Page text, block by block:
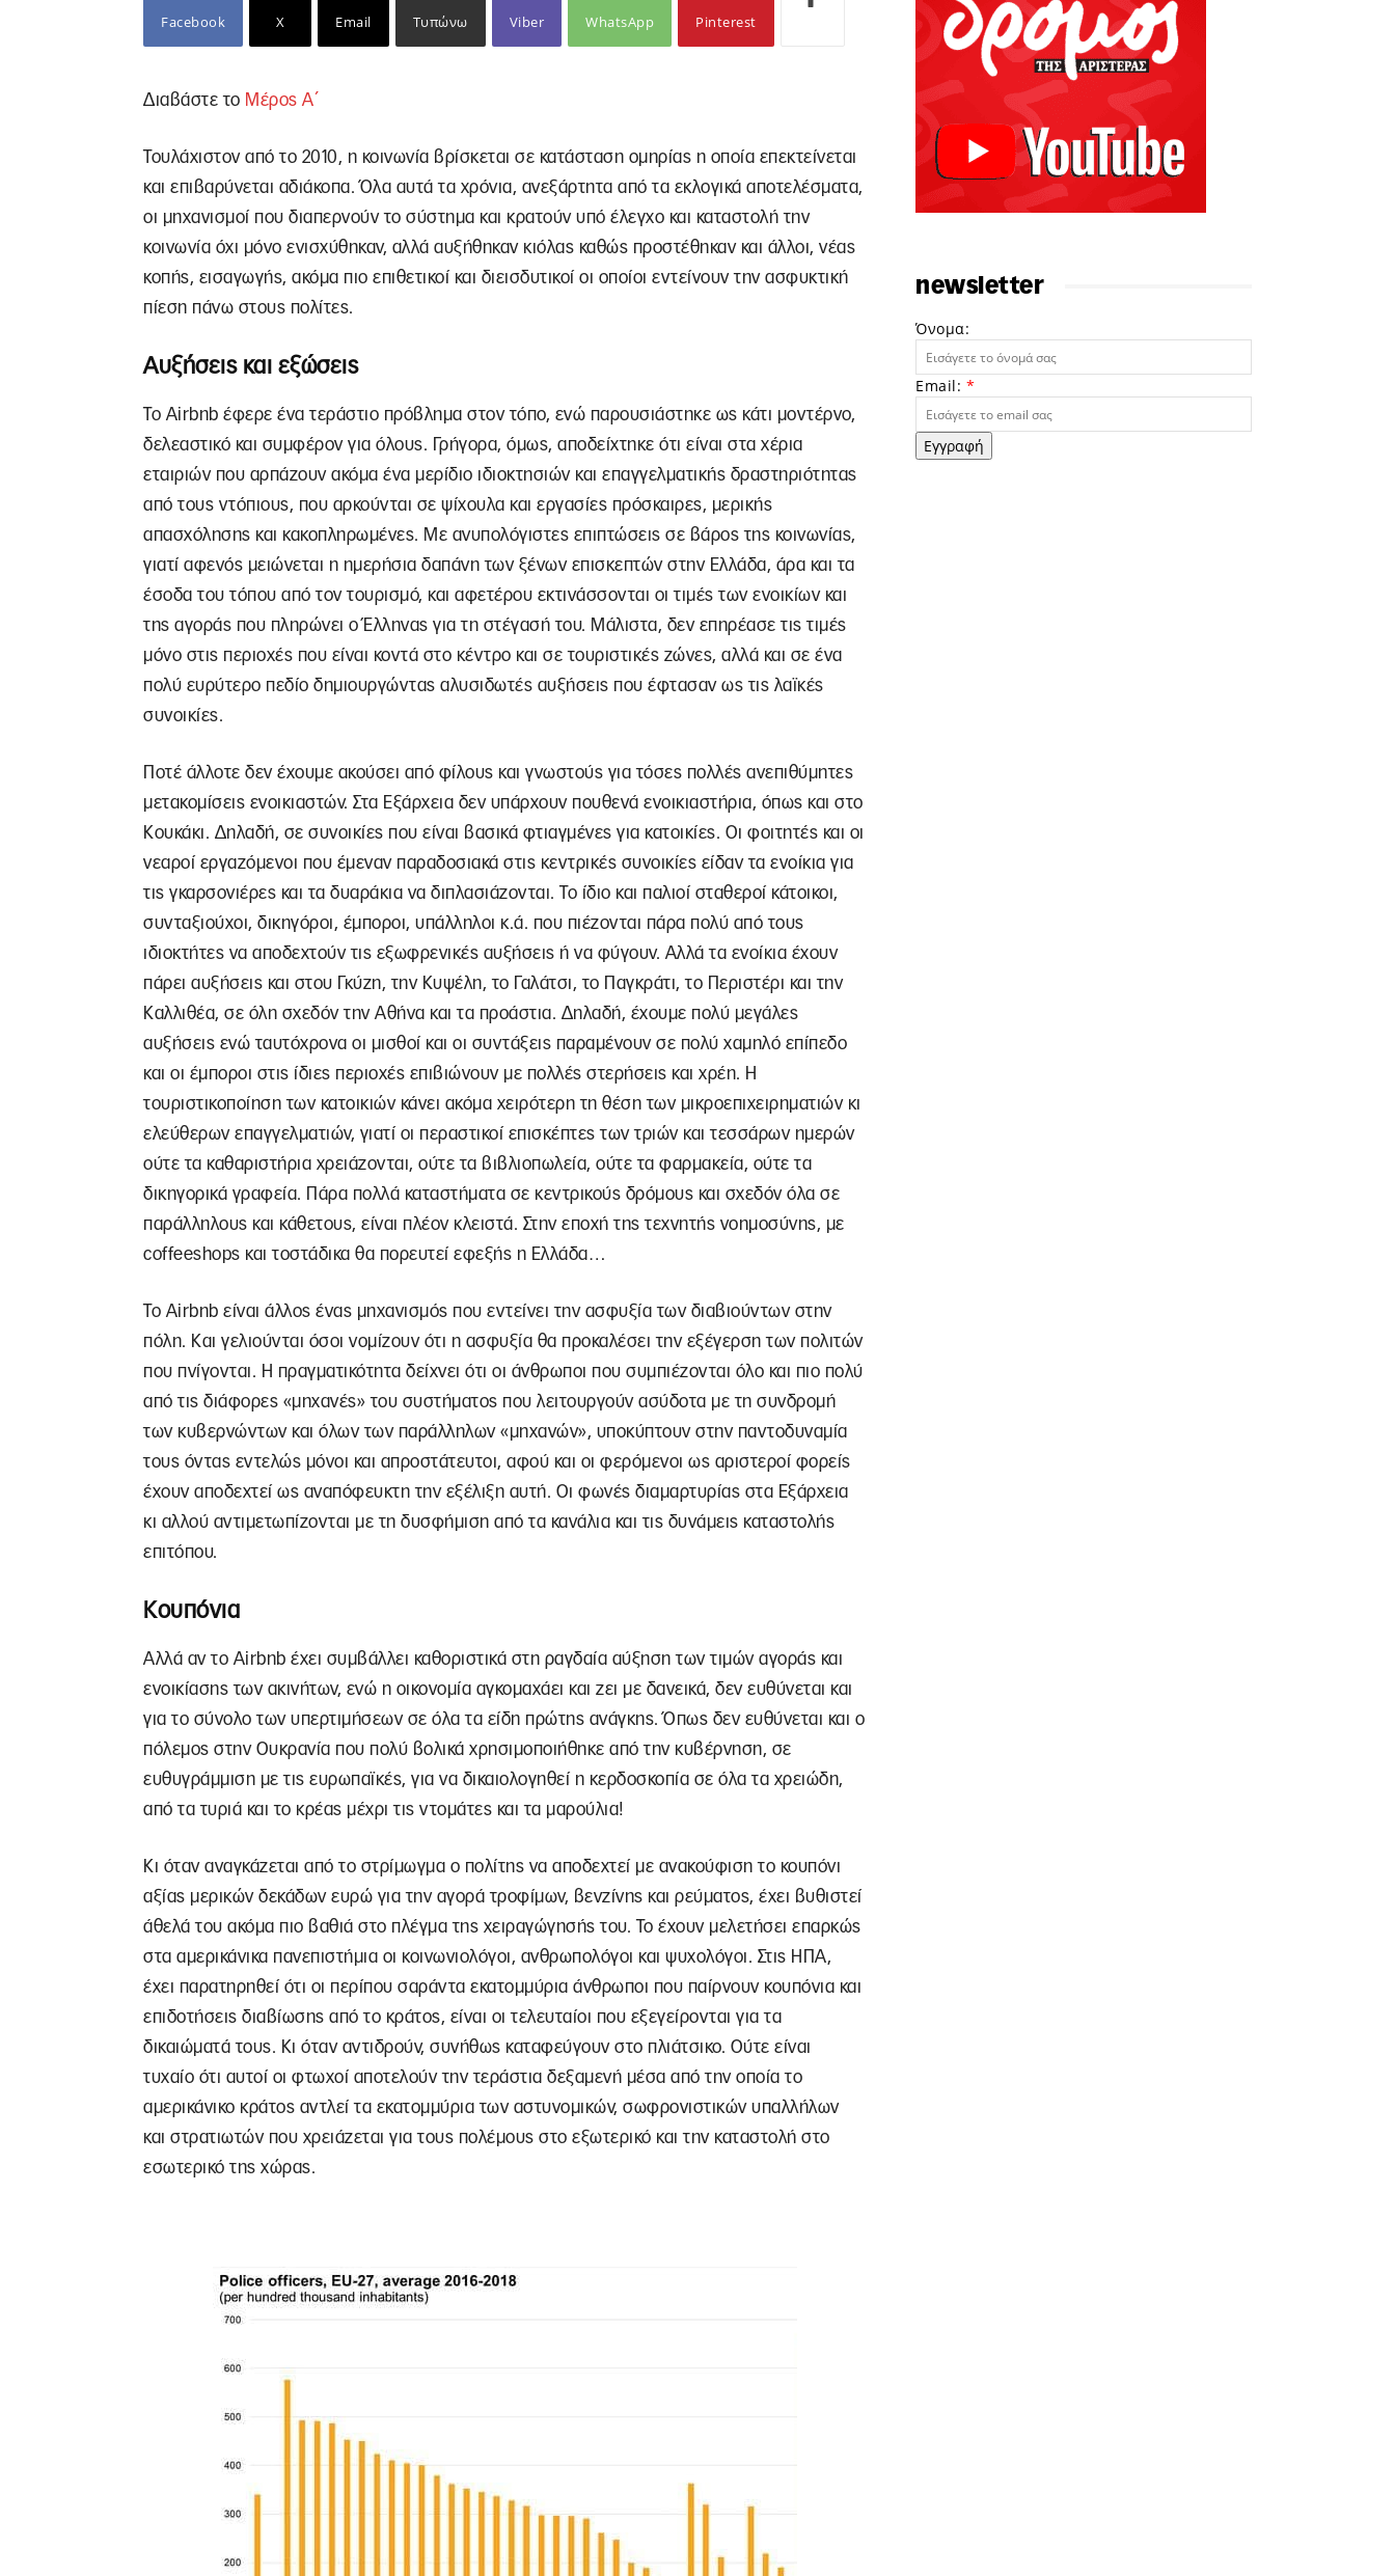
Facebook X Email Τυπώνω Viber WhatsApp Pinterest
Διαβάστε το Μέρος Α΄
Τουλάχιστον από το 2010, η κοινωνία βρίσκεται σε κατάσταση ομηρίας η οποία επεκτείνεται
και επιβαρύνεται αδιάκοπα. Όλα αυτά τα χρόνια, ανεξάρτητα από τα εκλογικά αποτελέσματα,
οι μηχανισμοί που διαπερνούν το σύστημα και κρατούν υπό έλεγχο και καταστολή την
κοινωνία όχι μόνο ενισχύθηκαν, αλλά αυξήθηκαν κιόλας καθώς προστέθηκαν και άλλοι, νέας
κοπής, εισαγωγής, ακόμα πιο επιθετικοί και διεισδυτικοί οι οποίοι εντείνουν την ασφυκτική
πίεση πάνω στους πολίτες.
Αυξήσεις και εξώσεις
Το Airbnb έφερε ένα τεράστιο πρόβλημα στον τόπο, ενώ παρουσιάστηκε ως κάτι μοντέρνο,
δελεαστικό και συμφέρον για όλους. Γρήγορα, όμως, αποδείχτηκε ότι είναι στα χέρια
εταιριών που αρπάζουν ακόμα ένα μερίδιο ιδιοκτησιών και επαγγελματικής δραστηριότητας
από τους ντόπιους, που αρκούνται σε ψίχουλα και εργασίες πρόσκαιρες, μερικής
απασχόλησης και κακοπληρωμένες. Με ανυπολόγιστες επιπτώσεις σε βάρος της κοινωνίας,
γιατί αφενός μειώνεται η ημερήσια δαπάνη των ξένων επισκεπτών στην Ελλάδα, άρα και τα
έσοδα του τόπου από τον τουρισμό, και αφετέρου εκτινάσσονται οι τιμές των ενοικίων και
της αγοράς που πληρώνει ο Έλληνας για τη στέγασή του. Μάλιστα, δεν επηρέασε τις τιμές
μόνο στις περιοχές που είναι κοντά στο κέντρο και σε τουριστικές ζώνες, αλλά και σε ένα
πολύ ευρύτερο πεδίο δημιουργώντας αλυσιδωτές αυξήσεις που έφτασαν ως τις λαϊκές
συνοικίες.
Ποτέ άλλοτε δεν έχουμε ακούσει από φίλους και γνωστούς για τόσες πολλές ανεπιθύμητες
μετακομίσεις ενοικιαστών. Στα Εξάρχεια δεν υπάρχουν πουθενά ενοικιαστήρια, όπως και στο
Κουκάκι. Δηλαδή, σε συνοικίες που είναι βασικά φτιαγμένες για κατοικίες. Οι φοιτητές και οι
νεαροί εργαζόμενοι που έμεναν παραδοσιακά στις κεντρικές συνοικίες είδαν τα ενοίκια για
τις γκαρσονιέρες και τα δυαράκια να διπλασιάζονται. Το ίδιο και παλιοί σταθεροί κάτοικοι,
συνταξιούχοι, δικηγόροι, έμποροι, υπάλληλοι κ.ά. που πιέζονται πάρα πολύ από τους
ιδιοκτήτες να αποδεχτούν τις εξωφρενικές αυξήσεις ή να φύγουν. Αλλά τα ενοίκια έχουν
πάρει αυξήσεις και στου Γκύζη, την Κυψέλη, το Γαλάτσι, το Παγκράτι, το Περιστέρι και την
Καλλιθέα, σε όλη σχεδόν την Αθήνα και τα προάστια. Δηλαδή, έχουμε πολύ μεγάλες
αυξήσεις ενώ ταυτόχρονα οι μισθοί και οι συντάξεις παραμένουν σε πολύ χαμηλό επίπεδο
και οι έμποροι στις ίδιες περιοχές επιβιώνουν με πολλές στερήσεις και χρέη. Η
τουριστικοποίηση των κατοικιών κάνει ακόμα χειρότερη τη θέση των μικροεπιχειρηματιών κι
ελεύθερων επαγγελματιών, γιατί οι περαστικοί επισκέπτες των τριών και τεσσάρων ημερών
ούτε τα καθαριστήρια χρειάζονται, ούτε τα βιβλιοπωλεία, ούτε τα φαρμακεία, ούτε τα
δικηγορικά γραφεία. Πάρα πολλά καταστήματα σε κεντρικούς δρόμους και σχεδόν όλα σε
παράλληλους και κάθετους, είναι πλέον κλειστά. Στην εποχή της τεχνητής νοημοσύνης, με
coffeeshops και τοστάδικα θα πορευτεί εφεξής η Ελλάδα…
Το Airbnb είναι άλλος ένας μηχανισμός που εντείνει την ασφυξία των διαβιούντων στην
πόλη. Και γελιούνται όσοι νομίζουν ότι η ασφυξία θα προκαλέσει την εξέγερση των πολιτών
που πνίγονται. Η πραγματικότητα δείχνει ότι οι άνθρωποι που συμπιέζονται όλο και πιο πολύ
από τις διάφορες «μηχανές» του συστήματος που λειτουργούν ασύδοτα με τη συνδρομή
των κυβερνώντων και όλων των παράλληλων «μηχανών», υποκύπτουν στην παντοδυναμία
τους όντας εντελώς μόνοι και απροστάτευτοι, αφού και οι φερόμενοι ως αριστεροί φορείς
έχουν αποδεχτεί ως αναπόφευκτη την εξέλιξη αυτή. Οι φωνές διαμαρτυρίας στα Εξάρχεια
κι αλλού αντιμετωπίζονται με τη δυσφήμιση από τα κανάλια και τις δυνάμεις καταστολής
επιτόπου.
Κουπόνια
Αλλά αν το Airbnb έχει συμβάλλει καθοριστικά στη ραγδαία αύξηση των τιμών αγοράς και
ενοικίασης των ακινήτων, ενώ η οικονομία αγκομαχάει και ζει με δανεικά, δεν ευθύνεται και
για το σύνολο των υπερτιμήσεων σε όλα τα είδη πρώτης ανάγκης. Όπως δεν ευθύνεται και ο
πόλεμος στην Ουκρανία που πολύ βολικά χρησιμοποιήθηκε από την κυβέρνηση, σε
ευθυγράμμιση με τις ευρωπαϊκές, για να δικαιολογηθεί η κερδοσκοπία σε όλα τα χρειώδη,
από τα τυριά και το κρέας μέχρι τις ντομάτες και τα μαρούλια!
Κι όταν αναγκάζεται από το στρίμωγμα ο πολίτης να αποδεχτεί με ανακούφιση το κουπόνι
αξίας μερικών δεκάδων ευρώ για την αγορά τροφίμων, βενζίνης και ρεύματος, έχει βυθιστεί
άθελά του ακόμα πιο βαθιά στο πλέγμα της χειραγώγησής του. Το έχουν μελετήσει επαρκώς
στα αμερικάνικα πανεπιστήμια οι κοινωνιολόγοι, ανθρωπολόγοι και ψυχολόγοι. Στις ΗΠΑ,
έχει παρατηρηθεί ότι οι περίπου σαράντα εκατομμύρια άνθρωποι που παίρνουν κουπόνια και
επιδοτήσεις διαβίωσης από το κράτος, είναι οι τελευταίοι που εξεγείρονται για τα
δικαιώματά τους. Κι όταν αντιδρούν, συνήθως καταφεύγουν στο πλιάτσικο. Ούτε είναι
τυχαίο ότι αυτοί οι φτωχοί αποτελούν την τεράστια δεξαμενή μέσα από την οποία το
αμερικάνικο κράτος αντλεί τα εκατομμύρια των αστυνομικών, σωφρονιστικών υπαλλήλων
και στρατιωτών που χρειάζεται για τους πολέμους στο εξωτερικό και την καταστολή στο
εσωτερικό της χώρας.
newsletter
Όνομα:
Email: *
Εγγραφή